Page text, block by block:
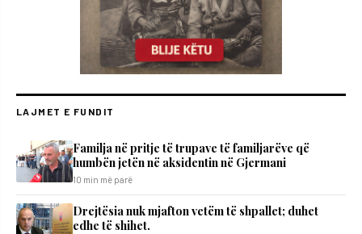
LAJMET E FUNDIT
​Familja në pritje të trupave të familjarëve që
humbën jetën në aksidentin në Gjermani
10 min më parë
Drejtësia nuk mjafton vetëm të shpallet; duhet
edhe të shihet.